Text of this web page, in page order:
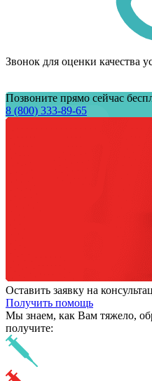
Звонок для оценки качества
Позвоните прямо сейчас
8 (800) 333-89-65
Оставить заявку на
Получить помощь
Мы знаем, как Вам тяжело,
получите: